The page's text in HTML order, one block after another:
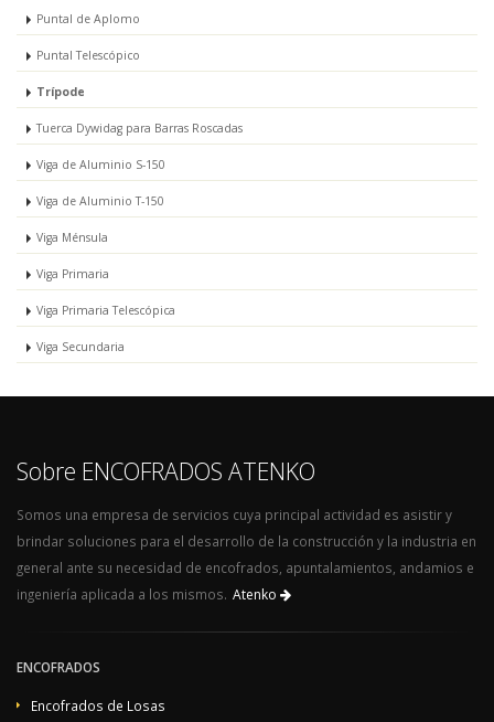
Puntal de Aplomo
Puntal Telescópico
Trípode
Tuerca Dywidag para Barras Roscadas
Viga de Aluminio S-150
Viga de Aluminio T-150
Viga Ménsula
Viga Primaria
Viga Primaria Telescópica
Viga Secundaria
Sobre ENCOFRADOS ATENKO
Somos una empresa de servicios cuya principal actividad es asistir y
brindar soluciones para el desarrollo de la construcción y la industria en
general ante su necesidad de encofrados, apuntalamientos, andamios e
ingeniería aplicada a los mismos. Atenko
ENCOFRADOS
Encofrados de Losas